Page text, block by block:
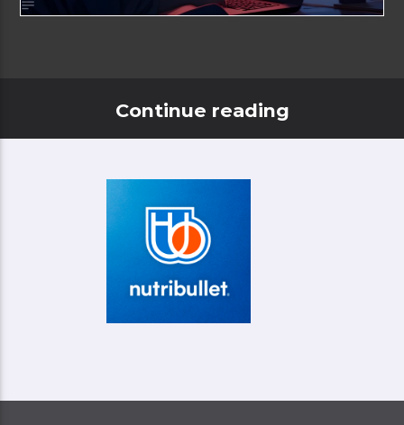
Continue reading